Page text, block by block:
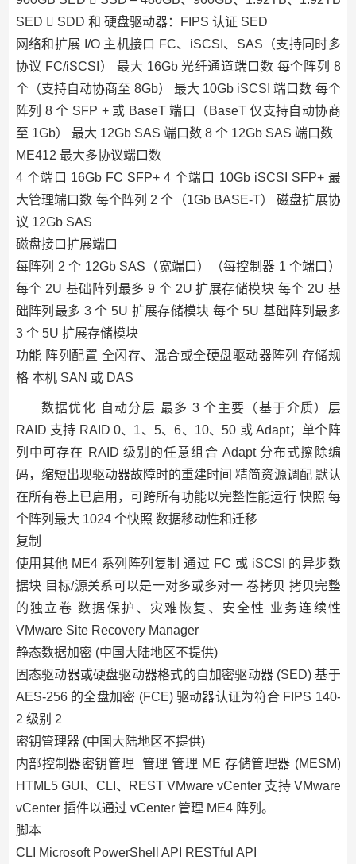
SED  SDD 和 硬盘驱动器：FIPS 认证 SED
网络和扩展 I/O 主机接口 FC、iSCSI、SAS（支持同时多
协议 FC/iSCSI） 最大 16Gb 光纤通道端口数 每个阵列 8
个（支持自动协商至 8Gb） 最大 10Gb iSCSI 端口数 每个
阵列 8 个 SFP + 或 BaseT 端口（BaseT 仅支持自动协商
至 1Gb） 最大 12Gb SAS 端口数 8 个 12Gb SAS 端口数
ME412 最大多协议端口数
4 个端口 16Gb FC SFP+ 4 个端口 10Gb iSCSI SFP+ 最
大管理端口数 每个阵列 2 个（1Gb BASE-T） 磁盘扩展协
议 12Gb SAS
磁盘接口扩展端口
每阵列 2 个 12Gb SAS（宽端口）（每控制器 1 个端口）
每个 2U 基础阵列最多 9 个 2U 扩展存储模块 每个 2U 基
础阵列最多 3 个 5U 扩展存储模块 每个 5U 基础阵列最多
3 个 5U 扩展存储模块
功能 阵列配置 全闪存、混合或全硬盘驱动器阵列 存储规
格 本机 SAN 或 DAS
数据优化 自动分层 最多 3 个主要（基于介质）层
RAID 支持 RAID 0、1、5、6、10、50 或 Adapt；单个阵
列中可存在 RAID 级别的任意组合 Adapt 分布式擦除编
码，缩短出现驱动器故障时的重建时间 精简资源调配 默认
在所有卷上已启用，可跨所有功能以完整性能运行 快照 每
个阵列最大 1024 个快照 数据移动性和迁移
复制
使用其他 ME4 系列阵列复制 通过 FC 或 iSCSI 的异步数
据块 目标/源关系可以是一对多或多对一 卷拷贝 拷贝完整
的独立卷 数据保护、灾难恢复、安全性 业务连续性
VMware Site Recovery Manager
静态数据加密 (中国大陆地区不提供)
固态驱动器或硬盘驱动器格式的自加密驱动器 (SED) 基于
AES-256 的全盘加密 (FCE) 驱动器认证为符合 FIPS 140-
2 级别 2
密钥管理器 (中国大陆地区不提供)
内部控制器密钥管理 管理 管理 ME 存储管理器 (MESM)
HTML5 GUI、CLI、REST VMware vCenter 支持 VMware
vCenter 插件以通过 vCenter 管理 ME4 阵列。
脚本
CLI Microsoft PowerShell API RESTful API